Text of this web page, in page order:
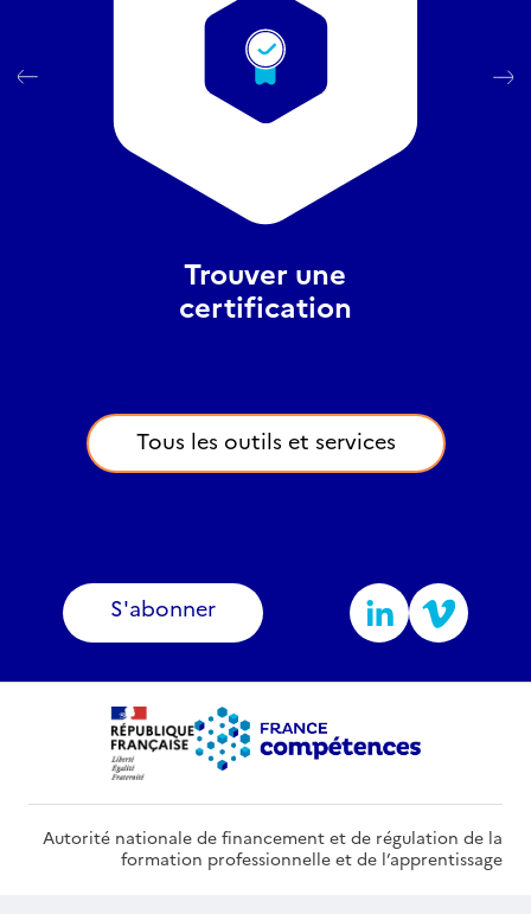
Trouver une
certification
Tous les outils et services
S'abonner
Autorité nationale de financement et de régulation de la
formation professionnelle et de l’apprentissage